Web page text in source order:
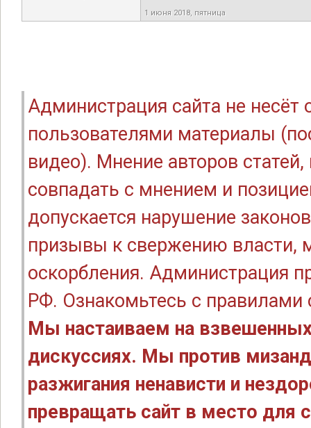
1 июня 2018, пятница
Администрация сайта не
пользователями материалы
видео). Мнение авторов
совпадать с мнением и
допускается нарушение
призывы к свержению власти,
оскорбления. Администрация
РФ. Ознакомьтесь с правилами
Мы настаиваем на
дискуссиях. Мы против
разжигания ненависти и
превращать сайт в место для